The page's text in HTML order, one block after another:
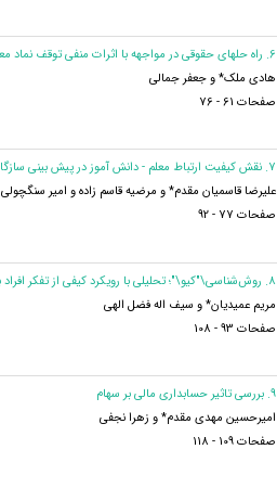
6. راه حلهای حقوقی در مواجهه با اثرات منفی توقف نماد معاملاتی شرکتهای بورس اوراق بهادار
هادی ملک* و جعفر جمالی
صفحات 61 - 76
7. نقش کیفیت ارتباط معلم - دانش آموز در پیش بینی سازگاری تحصیلی و سرزندگی تحصیلی دانش آموزان مقطع متوسطه دوره اول
علیرضا قاسمیان مقدم* و مرضیه قاسم زاده و امیر سنگچولی
صفحات 77 - 92
8. روش‌شناسی\"کیو\"؛ تحلیلی با رویکرد کیفی از تفکر افراد بجای متغیرها
مریم عمیدیان* و سیف اله فضل الهی
صفحات 93 - 108
9. بررسی تاثیر حسابداری مالی بر سهام
امیرحسین مهدی مقدم* و زهرا نجفی
صفحات 109 - 118